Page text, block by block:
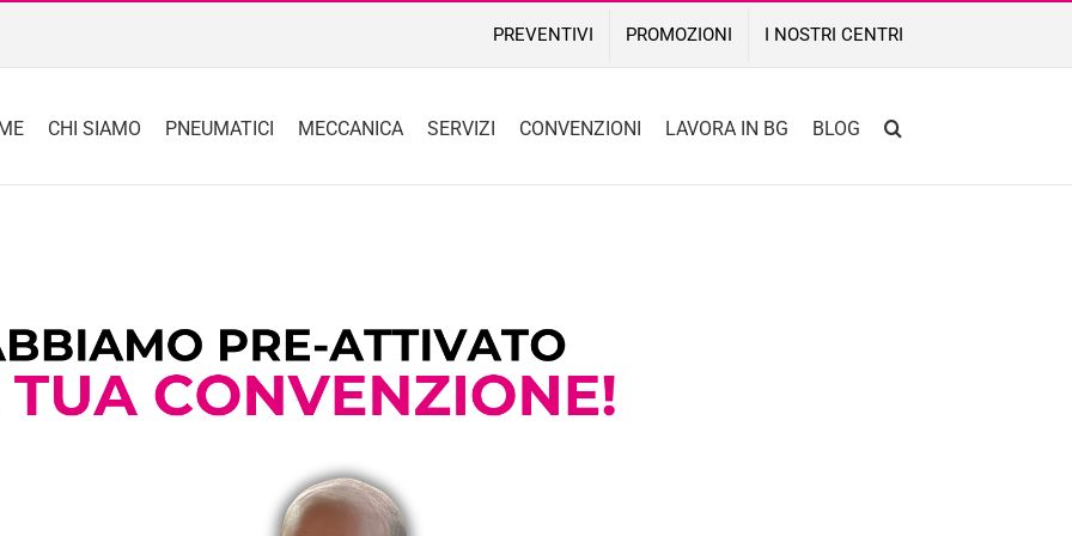
PREVENTIVI PROMOZIONI I NOSTRI CENTRI
CHI SIAMO PNEUMATICI MECCANICA SERVIZI CONVENZIONI LAVORA IN BG BLOG